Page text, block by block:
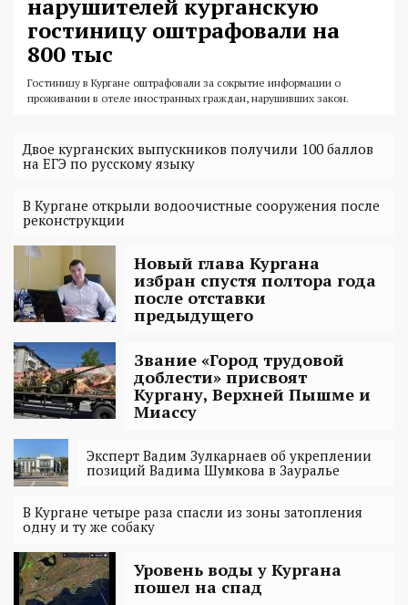
нарушителей курганскую
гостиницу оштрафовали на
800 тыс
Гостиницу в Кургане оштрафовали за сокрытие информации о
проживании в отеле иностранных граждан, нарушивших закон.
Двое курганских выпускников получили 100 баллов
на ЕГЭ по русскому языку
В Кургане открыли водоочистные сооружения после
реконструкции
Новый глава Кургана
избран спустя полтора года
после отставки
предыдущего
Звание «Город трудовой
доблести» присвоят
Кургану, Верхней Пышме и
Миассу
Эксперт Вадим Зулкарнаев об укреплении
позиций Вадима Шумкова в Зауралье
В Кургане четыре раза спасли из зоны затопления
одну и ту же собаку
Уровень воды у Кургана
пошел на спад